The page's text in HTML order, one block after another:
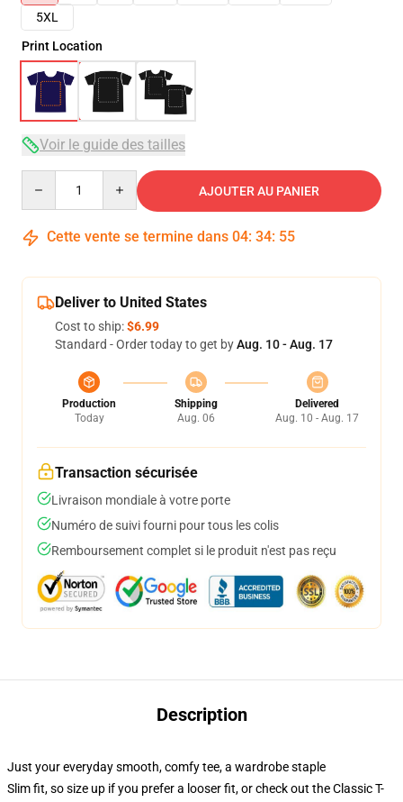
5XL
Print Location
Voir le guide des tailles
AJOUTER AU PANIER
Cette vente se termine dans 04: 34: 54
Deliver to United States
Cost to ship:$6.99
Standard - Order today to get byAug. 10 - Aug. 17
Production
Today
Shipping
Aug. 06
Delivered
Aug. 10 - Aug. 17
Transaction sécurisée
Livraison mondiale à votre porte
Numéro de suivi fourni pour tous les colis
Remboursement complet si le produit n'est pas reçu
Description
Just your everyday smooth, comfy tee, a wardrobe staple
Slim fit, so size up if you prefer a looser fit, or check out the Classic T-